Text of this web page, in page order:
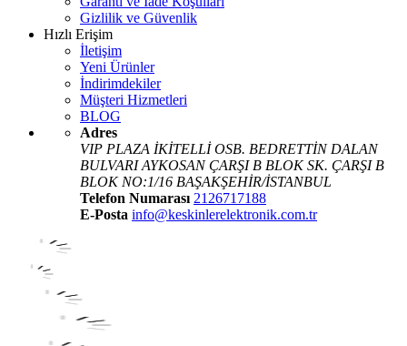
Gizlilik ve Güvenlik
Hızlı Erişim
İletişim
Yeni Ürünler
İndirimdekiler
Müşteri Hizmetleri
BLOG
Adres
VIP PLAZA İKİTELLİ OSB. BEDRETTİN DALAN
BULVARI AYKOSAN ÇARŞI B BLOK SK. ÇARŞI B
BLOK NO:1/16 BAŞAKŞEHİR/İSTANBUL
Telefon Numarası 2126717188
E-Posta info@keskinlerelektronik.com.tr